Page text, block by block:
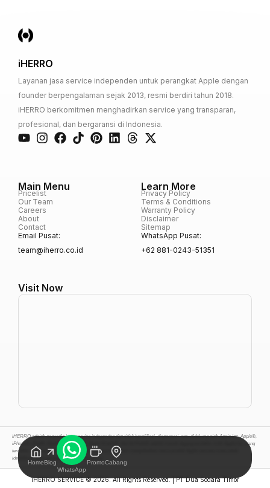
HomeBlog WhatsApp PromoCabang
iHERRO
Layanan jasa service independen untuk perangkat Apple dengan
founder berpengalaman sejak 2013, resmi berdiri tahun 2018.
iHERRO berkomitmen menghadirkan service yang transparan,
profesional, dan bergaransi di Indonesia.
Main Menu
Pricelist
Our Team
Careers
About
Contact
Email Pusat:
team@iherro.co.id
Learn More
Privacy Policy
Terms & Conditions
Warranty Policy
Disclaimer
Sitemap
WhatsApp Pusat:
+62 881-0243-51351
Visit Now
iHERRO adalah penyedia jasa service independen dan tidak berafiliasi, disponsori, atau didukung oleh Apple Inc. Apple®,
iPhone®, iPad®, MacBook®, iMac®, Apple Watch®, dan AirPods® adalah merek dagang terdaftar milik Apple Inc. yang
terdaftar di Amerika Serikat dan negara-negara lain. Kami menyebutkan nama produk Apple semata-mata untuk
identifikasi jenis perangkat yang kami servis.
iHERRO SERVICE© 2026. All Rights Reserved. | PT Dua Sodara Timor